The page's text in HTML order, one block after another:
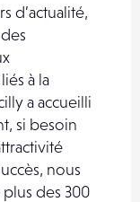
d’actualité,
à la
a accueilli
si besoin
nous
des 300